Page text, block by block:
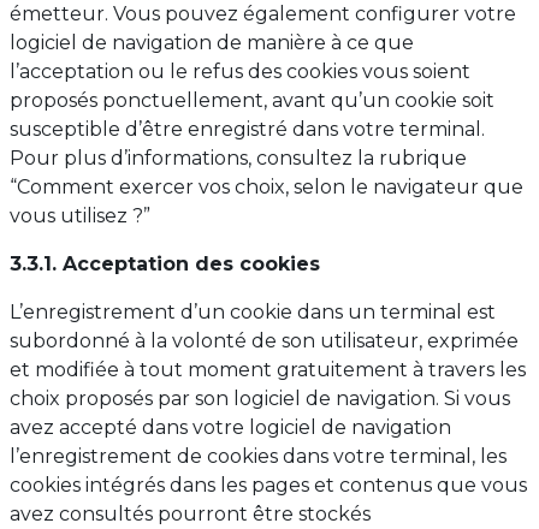
émetteur. Vous pouvez également configurer votre
logiciel de navigation de manière à ce que
l’acceptation ou le refus des cookies vous soient
proposés ponctuellement, avant qu’un cookie soit
susceptible d’être enregistré dans votre terminal.
Pour plus d’informations, consultez la rubrique
“Comment exercer vos choix, selon le navigateur que
vous utilisez ?”
3.3.1. Acceptation des cookies
L’enregistrement d’un cookie dans un terminal est
subordonné à la volonté de son utilisateur, exprimée
et modifiée à tout moment gratuitement à travers les
choix proposés par son logiciel de navigation. Si vous
avez accepté dans votre logiciel de navigation
l’enregistrement de cookies dans votre terminal, les
cookies intégrés dans les pages et contenus que vous
avez consultés pourront être stockés